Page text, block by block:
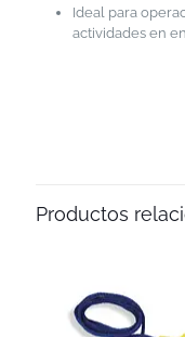
Ideal para
actividades en
Productos